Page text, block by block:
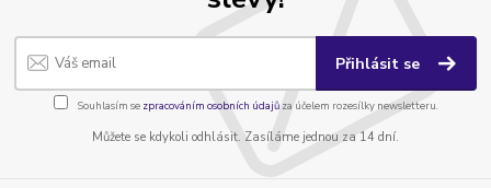
Přihlásit se
Souhlasím se zpracováním osobních údajůza účelem rozesílky newsletteru.
Můžete se kdykoli odhlásit. Zasíláme jednou za 14 dní.